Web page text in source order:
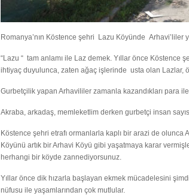
Romanya’nın Köstence şehri Lazu Köyünde Arhavi’liler
“Lazu “ tam anlamı ile Laz demek. Yıllar önce Köstence
ihtiyaç duyulunca, zaten ağaç işlerinde usta olan Lazlar,
Gurbetçilik yapan Arhavililer zamanla kazandıkları para
Akraba, arkadaş, memleketlim derken gurbetçi insan
Köstence şehri etrafı ormanlarla kaplı bir arazi de
Köyünü artık bir Arhavi Köyü gibi yaşatmaya karar
herhangi bir köyde zannediyorsunuz.
Yıllar önce dik hızarla başlayan ekmek mücadelesini
nüfusu ile yaşamlarından çok mutlular.